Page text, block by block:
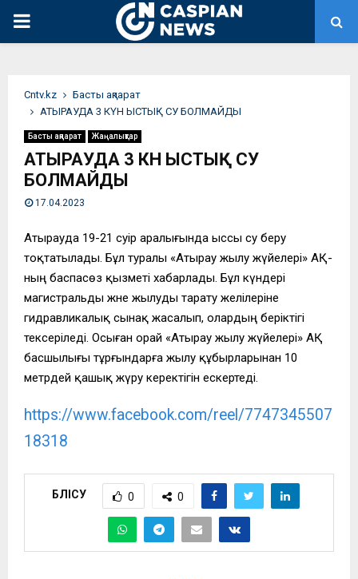
PRIMARY
Сntv.kz
Басты ақпарат
АТЫРАУДА 3 КҮН ЫСТЫҚ СУ БОЛМАЙДЫ
Басты ақпарат Жаңалықтар
АТЫРАУДА 3 КҮН ЫСТЫҚ СУ
БОЛМАЙДЫ
17.04.2023
Атырауда 19-21 сәуір аралығында ыссы су беру
тоқтатылады. Бұл туралы «Атырау жылу жүйелері» АҚ-
ның баспасөз қызметі хабарлады. Бұл күндері
магистральды және жылуды тарату желілеріне
гидравликалық сынақ жасалып, олардың беріктігі
тексеріледі. Осыған орай «Атырау жылу жүйелері» АҚ
басшылығы тұрғындарға жылу құбырларынан 10
метрдей қашық жүру керектігін ескертеді.
https://www.facebook.com/reel/7747345507
18318
БӨЛІСУ 0 0